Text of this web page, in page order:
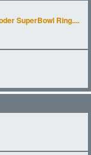
SuperBowl Ring....